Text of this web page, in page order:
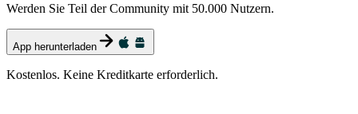
Werden Sie Teil der Community mit 50.000 Nutzern.
App herunterladen
Kostenlos. Keine Kreditkarte erforderlich.